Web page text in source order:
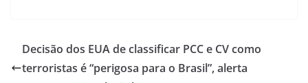
Decisão dos EUA de classificar PCC e CV como
terroristas é “perigosa para o Brasil”, alerta